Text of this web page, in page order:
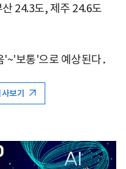
24.3도, 제주 24.6도
보통'으로 예상된다．
보기